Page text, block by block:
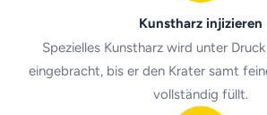
Kunstharz injizieren
Spezielles Kunstharz wird unter
eingebracht, bis er den Krater samt
vollständig füllt.